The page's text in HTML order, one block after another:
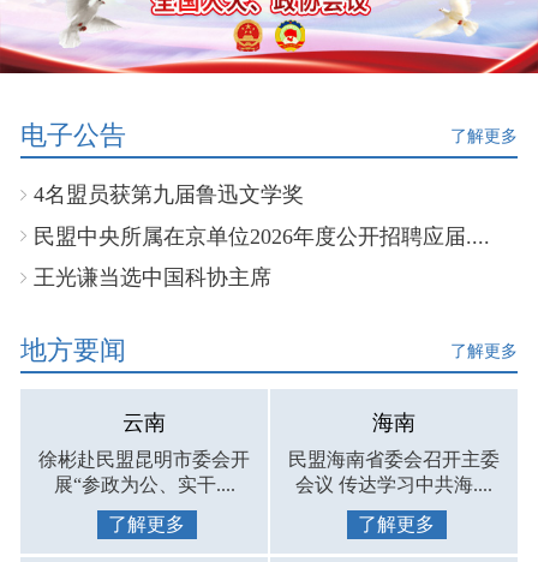
电子公告 了解更多
4名盟员获第九届鲁迅文学奖
民盟中央所属在京单位2026年度公开招聘应届....
王光谦当选中国科协主席
地方要闻 了解更多
云南
徐彬赴民盟昆明市委会开
展“参政为公、实干....
了解更多
海南
民盟海南省委会召开主委
会议 传达学习中共海....
了解更多